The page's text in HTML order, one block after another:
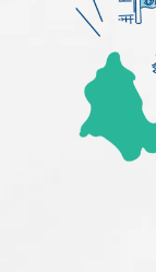
お
い
草津市特集
スポット情報
お知らせ・イ